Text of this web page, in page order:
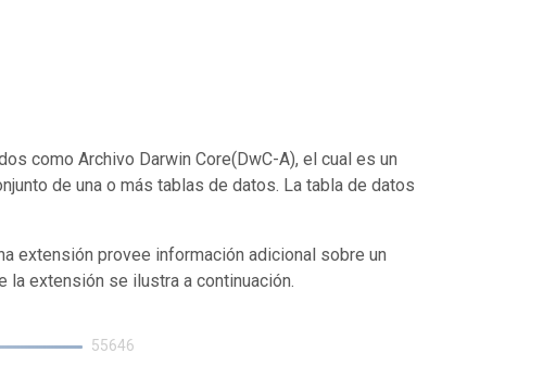
como Archivo Darwin Core(DwC-A), el cual es un
de una o más tablas de datos. La tabla de datos
extensión provee información adicional sobre un
la extensión se ilustra a continuación.
55646